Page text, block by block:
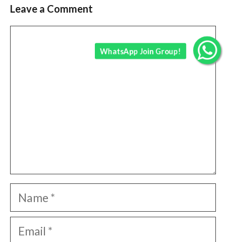
Leave a Comment
Name
Email
WhatsApp Join Group!